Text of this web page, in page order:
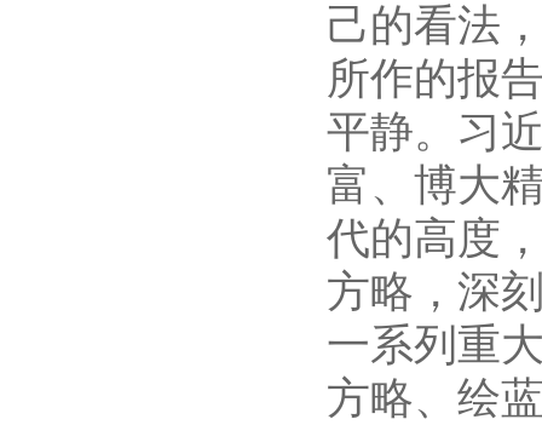
己的看法
所作的报
平静。习
富、博大
代的高度
方略，深
一系列重
方略、绘